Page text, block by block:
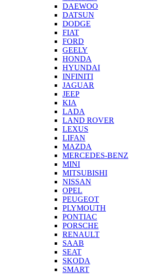
DAEWOO
DATSUN
DODGE
FIAT
FORD
GEELY
HONDA
HYUNDAI
INFINITI
JAGUAR
JEEP
KIA
LADA
LAND ROVER
LEXUS
LIFAN
MAZDA
MERCEDES-BENZ
MINI
MITSUBISHI
NISSAN
OPEL
PEUGEOT
PLYMOUTH
PONTIAC
PORSCHE
RENAULT
SAAB
SEAT
SKODA
SMART